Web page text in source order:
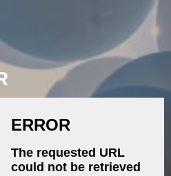
ili cjeniku, ostavite nam
kontaktirati u roku od 24 sata.